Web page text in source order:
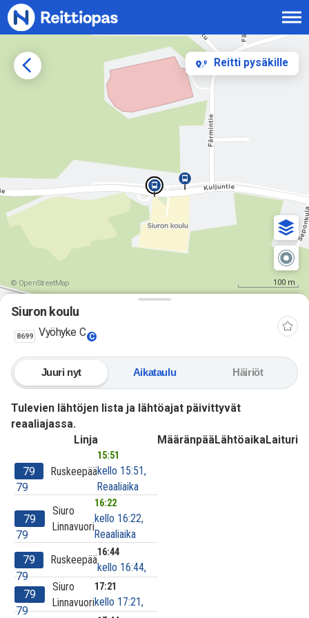
Siirry sisältöön
Reitti pysäkille
© OpenStreetMap 100 m
Siuron koulu
8699 Vyöhyke C C
Juuri nyt Aikataulu Häiriöt
Tulevien lähtöjen lista ja lähtöajat päivittyvät
reaaliajassa.
Linja
MääränpääLähtöaikaLaituri
79
79
Ruskeepää
15:51
kello 15:51,
Reaaliaika
79
79
Siuro
Linnavuori
16:22
kello 16:22,
Reaaliaika
79
79
Ruskeepää
16:44
kello 16:44,
79
79
Siuro
Linnavuori
17:21
kello 17:21,